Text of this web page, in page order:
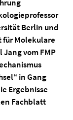
Berlin und
für Molekulare
Jang vom FMP
in Gang
Ergebnisse
Fachblatt